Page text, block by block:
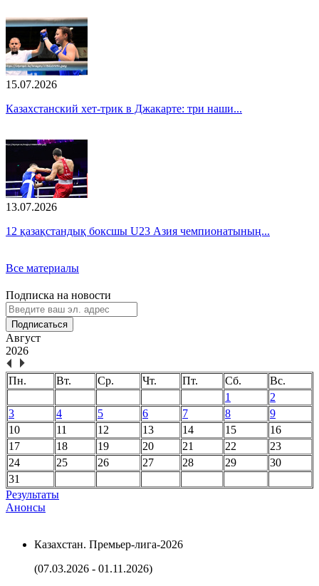
15.07.2026
Казахстанский хет-трик в Джакарте: три наши...
13.07.2026
12 қазақстандық боксшы U23 Азия чемпионатының...
Все материалы
Подписка на новости
Подписаться
Август
2026
Пн. Вт. Ср. Чт. Пт. Сб.
Вс.
1
2
3
4 5 6 7 8
9
10
11 12 13 14 15
16
17
18 19 20 21 22
23
24
25 26 27 28 29
30
31
Результаты
Анонсы
Казахстан. Премьер-лига-2026
(07.03.2026 - 01.11.2026)